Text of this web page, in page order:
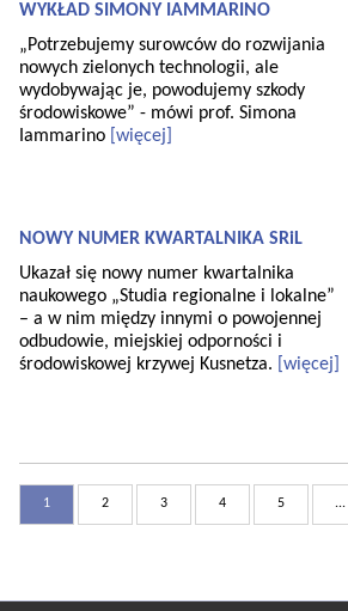
WYKŁAD SIMONY IAMMARINO
„Potrzebujemy surowców do rozwijania
nowych zielonych technologii, ale
wydobywając je, powodujemy szkody
środowiskowe” - mówi prof. Simona
Iammarino [więcej]
NOWY NUMER KWARTALNIKA SRiL
Ukazał się nowy numer kwartalnika
naukowego „Studia regionalne i lokalne”
– a w nim między innymi o powojennej
odbudowie, miejskiej odporności i
środowiskowej krzywej Kusnetza.
[więcej]
1 2 3 4 5 ...